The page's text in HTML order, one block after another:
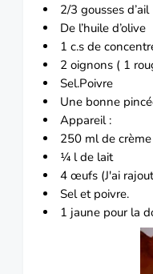
2/3 gousses d’ail
De l’huile d’olive
1 c.s de
2 oignons ( 1
Sel.Poivre
Une bonne
Appareil :
250 ml de
¼ l de lait
4 œufs (J'ai
Sel et poivre.
1 jaune pour la